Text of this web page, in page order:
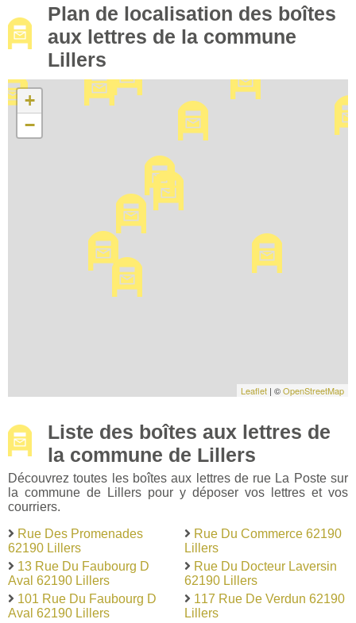
Plan de localisation des boîtes
aux lettres de la commune
Lillers
+
−
Leaflet | ©OpenStreetMap
Liste des boîtes aux lettres de
la commune de Lillers
Découvrez toutes les boîtes aux lettres de rue La Poste sur
la commune de Lillers pour y déposer vos lettres et vos
courriers.
Rue Des Promenades
62190 Lillers
13 Rue Du Faubourg D
Aval 62190 Lillers
101 Rue Du Faubourg D
Aval 62190 Lillers
Rue Du Commerce 62190
Lillers
Rue Du Docteur Laversin
62190 Lillers
117 Rue De Verdun 62190
Lillers